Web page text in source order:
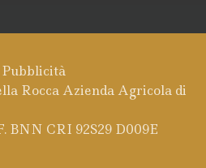
Rocca Azienda Agricola di
BNN CRI 92S29 D009E